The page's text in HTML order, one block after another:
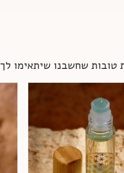
טובות שחשבנו שיתאימו לך